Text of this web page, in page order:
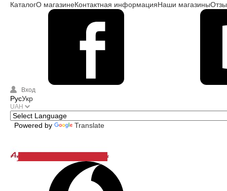
КаталогО магазинеКонтактная информацияНаши магазины
Вход
РусУкр
UAH
Powered by Translate